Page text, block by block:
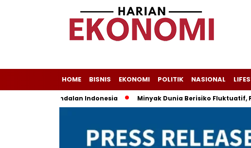
HOME BISNIS EKONOMI POLITIK NASIONAL
Jadi Andalan Indonesia Minyak Dunia Berisiko Fluktuatif,